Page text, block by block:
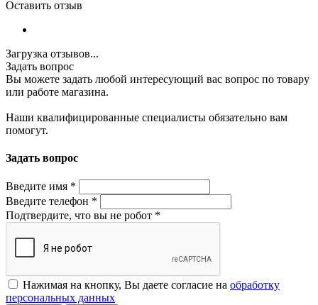
Оставить отзыв
Загрузка отзывов...
Задать вопрос
Вы можете задать любой интересующий вас вопрос по товару
или работе магазина.
Наши квалифицированные специалисты обязательно вам
помогут.
Задать вопрос
Введите имя *
Введите телефон *
Подтвердите, что вы не робот *
Нажимая на кнопку, Вы даете согласие на обработку
персональных данных